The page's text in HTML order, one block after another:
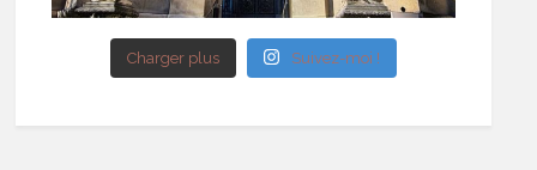
Charger plus Suivez-moi !